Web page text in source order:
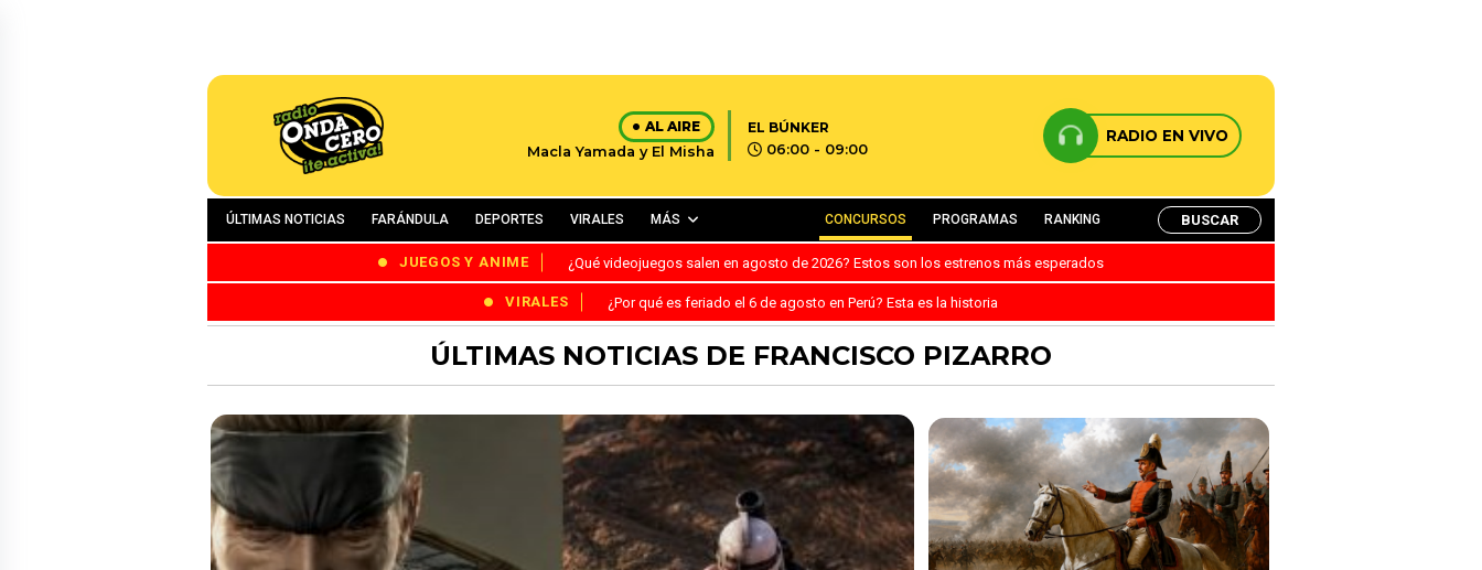
AL AIRE
Macla Yamada y El Misha
EL BÚNKER
06:00 - 09:00
RADIO EN VIVO
ÚLTIMAS NOTICIAS FARÁNDULA DEPORTES VIRALES MÁS CONCURSOS PROGRAMAS RANKING BUSCAR
JUEGOS Y ANIME ¿Qué videojuegos salen en agosto de 2026? Estos son los estrenos más esperados
VIRALES ¿Por qué es feriado el 6 de agosto en Perú? Esta es la historia
ÚLTIMAS NOTICIAS DE FRANCISCO PIZARRO